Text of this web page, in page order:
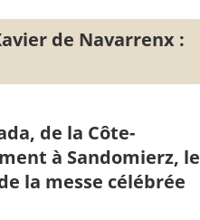
de Navarrenx :
de la Côte-
à Sandomierz, le
la messe célébrée